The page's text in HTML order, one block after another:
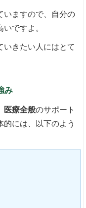
いますので、自分の
ですよ。
いきたい人にはとて
み
医療全般のサポート
的には、以下のよう